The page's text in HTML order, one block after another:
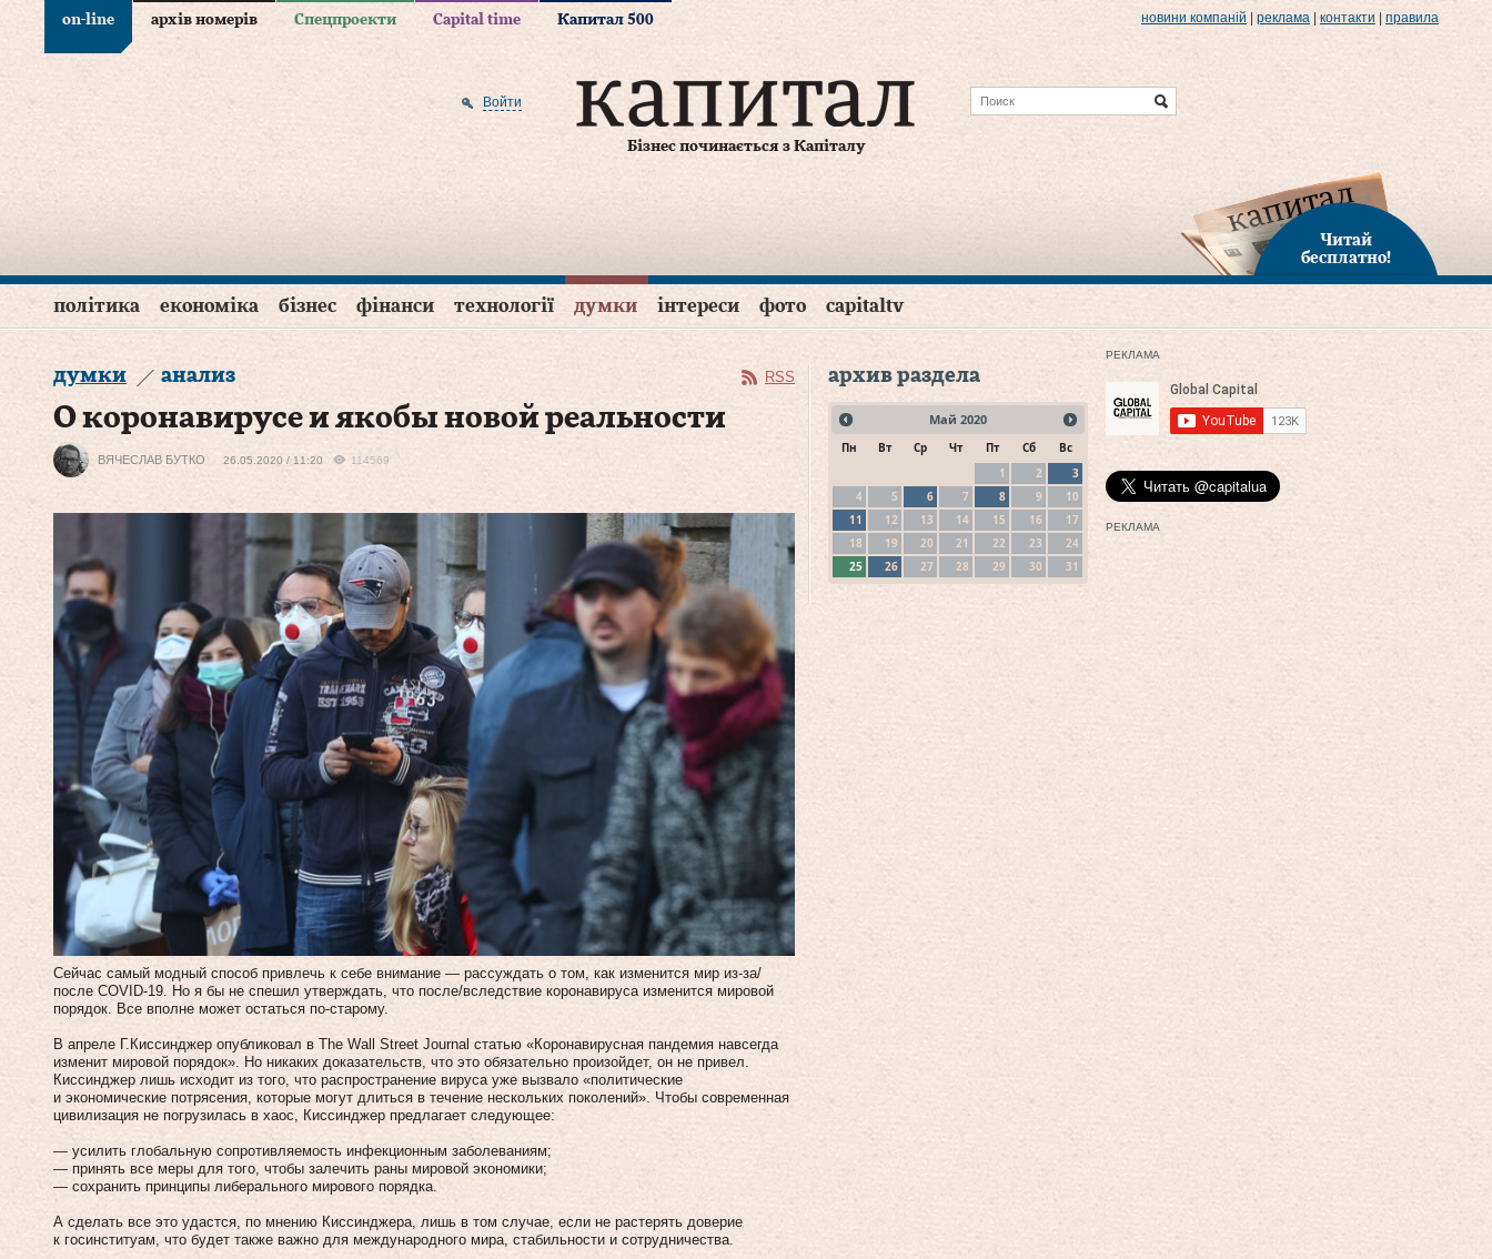
on-line архів номерів Спецпроекти Capital time Капитал 500 новини компаній реклама контакти правила
Бізнес починається з Капіталу
Войти
Читай
бесплатно!
політика економіка бізнес фінанси технології думки інтереси фото capitaltv
думки анализ RSS
О коронавирусе и якобы новой реальности
ВЯЧЕСЛАВ БУТКО 26.05.2020 / 11:20 114569
Сейчас самый модный способ привлечь к себе внимание — рассуждать о том, как изменится мир из-за/
после COVID-19. Но я бы не спешил утверждать, что после/вследствие коронавируса изменится мировой
порядок. Все вполне может остаться по-старому.
В апреле Г.Киссинджер опубликовал в The Wall Street Journal статью «Коронавирусная пандемия навсегда
изменит мировой порядок». Но никаких доказательств, что это обязательно произойдет, он не привел.
Киссинджер лишь исходит из того, что распространение вируса уже вызвало «политические
и экономические потрясения, которые могут длиться в течение нескольких поколений». Чтобы современная
цивилизация не погрузилась в хаос, Киссинджер предлагает следующее:
— усилить глобальную сопротивляемость инфекционным заболеваниям;
— принять все меры для того, чтобы залечить раны мировой экономики;
— сохранить принципы либерального мирового порядка.
А сделать все это удастся, по мнению Киссинджера, лишь в том случае, если не растерять доверие
к госинституам, что будет также важно для международного мира, стабильности и сотрудничества.
архив раздела
Май 2020
Пн Вт Ср Чт Пт Сб
Вс
1
2
3
4
5 6 7 8 9
10
11
12 13 14 15 16
17
18
19 20 21 22 23
24
25
26 27 28 29 30 31
РЕКЛАМА
РЕКЛАМА